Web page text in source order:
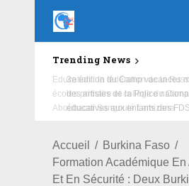
Trending News
Education : la fédération de la
écoles primaire et collège du
Aboubacar Sangoulé Lamizana
Accueil
Burkina Faso
Formation Académique En
Et En Sécurité : Deux